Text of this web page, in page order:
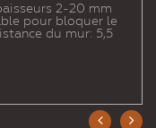
2-20 mm
pour bloquer le
du mur: 5,5